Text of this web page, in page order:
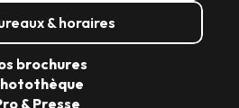
& horaires
brochures
& Presse